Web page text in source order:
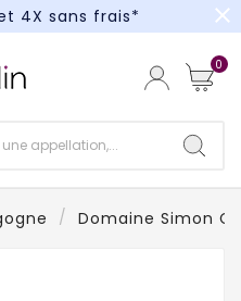
4X sans frais*
4X sans frais*
close
0
Domaine Simon